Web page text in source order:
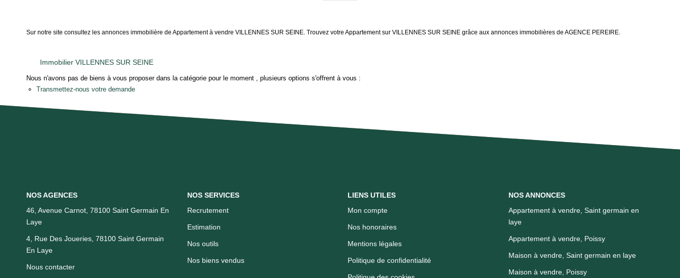
Sur notre site consultez les annonces immobilière de Appartement à vendre VILLENNES SUR SEINE. Trouvez votre Appartement sur VILLENNES SUR SEINE grâce aux annonces immobilières de AGENCE PEREIRE.
Immobilier VILLENNES SUR SEINE
Nous n'avons pas de biens à vous proposer dans la catégorie pour le moment , plusieurs options s'offrent à vous :
Transmettez-nous votre demande
NOS AGENCES
46, Avenue Carnot, 78100 Saint Germain En
Laye
4, Rue Des Joueries, 78100 Saint Germain
En Laye
Nous contacter
NOS SERVICES
Recrutement
Estimation
Nos outils
Nos biens vendus
LIENS UTILES
Mon compte
Nos honoraires
Mentions légales
Politique de confidentialité
NOS ANNONCES
Appartement à vendre, Saint germain en
laye
Appartement à vendre, Poissy
Maison à vendre, Saint germain en laye
Maison à vendre, Poissy